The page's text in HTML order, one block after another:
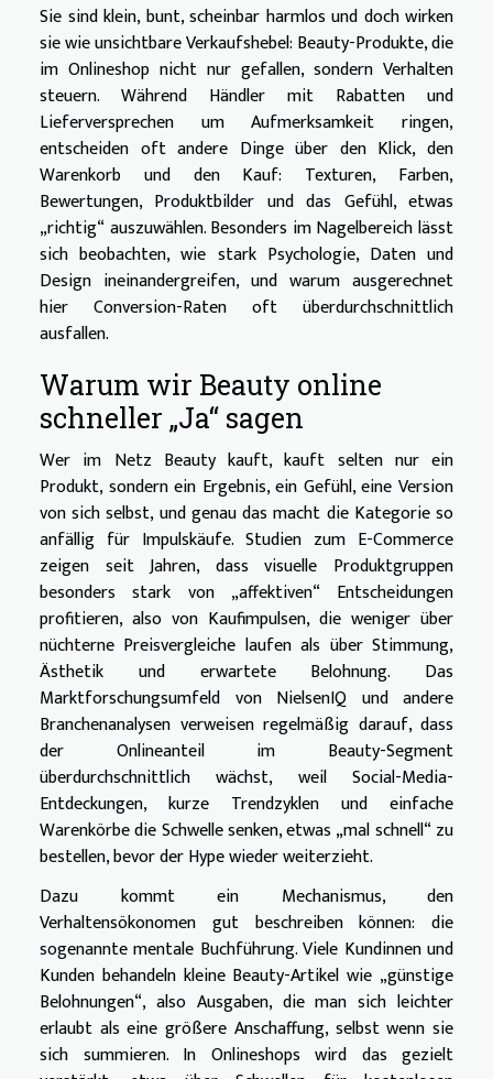
Sie sind klein, bunt, scheinbar harmlos und doch wirken
sie wie unsichtbare Verkaufshebel: Beauty-Produkte, die
im Onlineshop nicht nur gefallen, sondern Verhalten
steuern. Während Händler mit Rabatten und
Lieferversprechen um Aufmerksamkeit ringen,
entscheiden oft andere Dinge über den Klick, den
Warenkorb und den Kauf: Texturen, Farben,
Bewertungen, Produktbilder und das Gefühl, etwas
„richtig“ auszuwählen. Besonders im Nagelbereich lässt
sich beobachten, wie stark Psychologie, Daten und
Design ineinandergreifen, und warum ausgerechnet
hier Conversion-Raten oft überdurchschnittlich
ausfallen.
Warum wir Beauty online
schneller „Ja“ sagen
Wer im Netz Beauty kauft, kauft selten nur ein
Produkt, sondern ein Ergebnis, ein Gefühl, eine Version
von sich selbst, und genau das macht die Kategorie so
anfällig für Impulskäufe. Studien zum E-Commerce
zeigen seit Jahren, dass visuelle Produktgruppen
besonders stark von „affektiven“ Entscheidungen
profitieren, also von Kaufimpulsen, die weniger über
nüchterne Preisvergleiche laufen als über Stimmung,
Ästhetik und erwartete Belohnung. Das
Marktforschungsumfeld von NielsenIQ und andere
Branchenanalysen verweisen regelmäßig darauf, dass
der Onlineanteil im Beauty-Segment
überdurchschnittlich wächst, weil Social-Media-
Entdeckungen, kurze Trendzyklen und einfache
Warenkörbe die Schwelle senken, etwas „mal schnell“ zu
bestellen, bevor der Hype wieder weiterzieht.
Dazu kommt ein Mechanismus, den
Verhaltensökonomen gut beschreiben können: die
sogenannte mentale Buchführung. Viele Kundinnen und
Kunden behandeln kleine Beauty-Artikel wie „günstige
Belohnungen“, also Ausgaben, die man sich leichter
erlaubt als eine größere Anschaffung, selbst wenn sie
sich summieren. In Onlineshops wird das gezielt